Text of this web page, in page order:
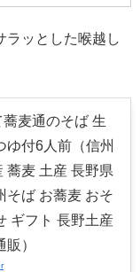
ラッとした喉越し
麦通のそば 生
ゆ付6人前（信州
蕎麦 土産 長野県
そば お蕎麦 おそ
ギフト 長野土産
）